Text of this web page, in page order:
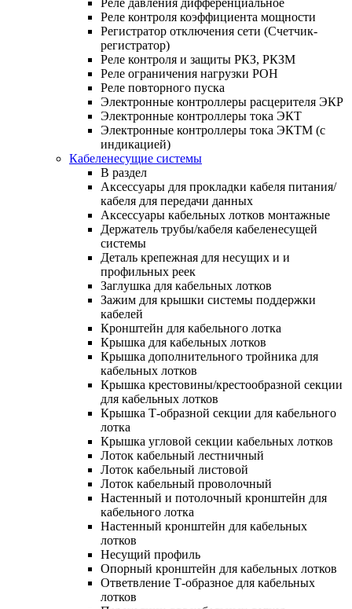
Реле контроля коэффициента мощности
Регистратор отключения сети (Счетчик-
регистратор)
Реле контроля и защиты РКЗ, РКЗМ
Реле ограничения нагрузки РОН
Реле повторного пуска
Электронные контроллеры расцерителя ЭКР
Электронные контроллеры тока ЭКТ
Электронные контроллеры тока ЭКТМ (с
индикацией)
Кабеленесущие системы
В раздел
Аксессуары для прокладки кабеля питания/
кабеля для передачи данных
Аксессуары кабельных лотков монтажные
Держатель трубы/кабеля кабеленесущей
системы
Деталь крепежная для несущих и и
профильных реек
Заглушка для кабельных лотков
Зажим для крышки системы поддержки
кабелей
Кронштейн для кабельного лотка
Крышка для кабельных лотков
Крышка дополнительного тройника для
кабельных лотков
Крышка крестовины/крестообразной секции
для кабельных лотков
Крышка Т-образной секции для кабельного
лотка
Крышка угловой секции кабельных лотков
Лоток кабельный лестничный
Лоток кабельный листовой
Лоток кабельный проволочный
Настенный и потолочный кронштейн для
кабельного лотка
Настенный кронштейн для кабельных
лотков
Несущий профиль
Опорный кронштейн для кабельных лотков
Ответвление Т-образное для кабельных
лотков